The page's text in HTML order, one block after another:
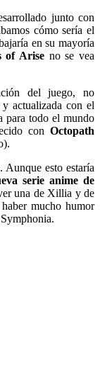
junto con
cómo sería el
en su mayoría
of Arise no se vea
del juego, no
y actualizada con el
para todo el mundo
con Octopath
esto estaría
serie anime de
una de Xillia y de
mucho humor